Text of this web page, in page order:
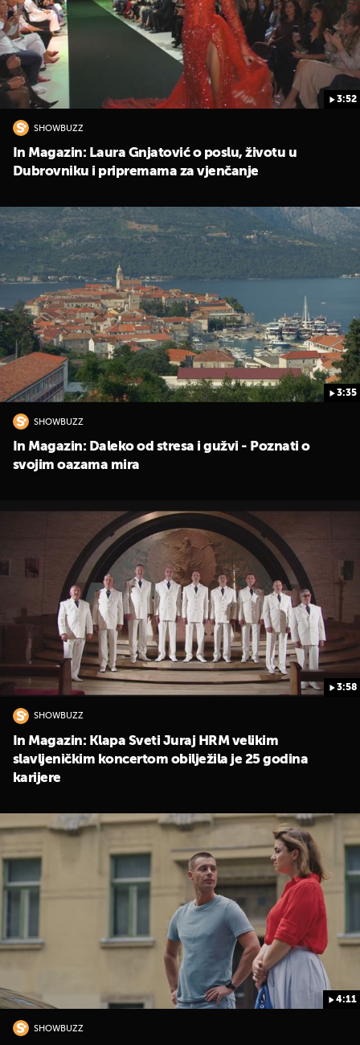
3:52
SHOWBUZZ
In Magazin: Laura Gnjatović o poslu, životu u
Dubrovniku i pripremama za vjenčanje
3:35
SHOWBUZZ
In Magazin: Daleko od stresa i gužvi - Poznati o
svojim oazama mira
3:58
SHOWBUZZ
In Magazin: Klapa Sveti Juraj HRM velikim
slavljeničkim koncertom obilježila je 25 godina
karijere
4:11
SHOWBUZZ